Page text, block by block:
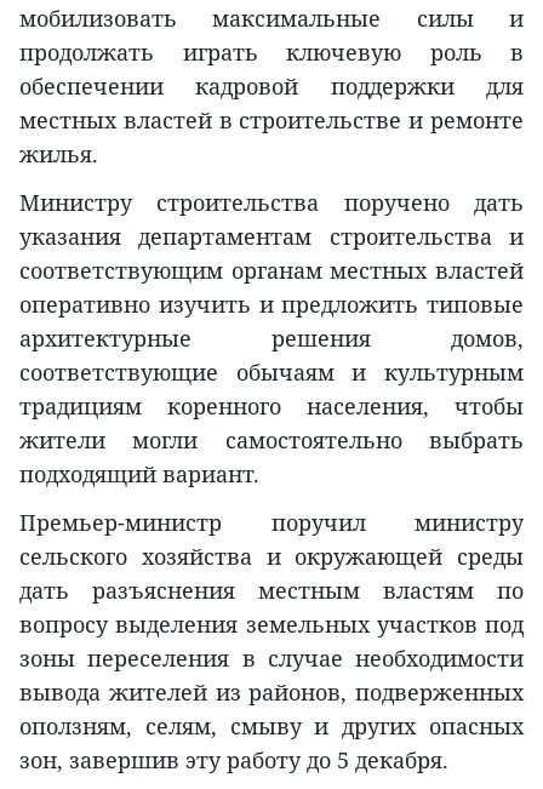
мобилизовать максимальные силы и
продолжать играть ключевую роль в
обеспечении кадровой поддержки для
местных властей в строительстве и ремонте
жилья.
Министру строительства поручено дать
указания департаментам строительства и
соответствующим органам местных властей
оперативно изучить и предложить типовые
архитектурные решения домов,
соответствующие обычаям и культурным
традициям коренного населения, чтобы
жители могли самостоятельно выбрать
подходящий вариант.
Премьер-министр поручил министру
сельского хозяйства и окружающей среды
дать разъяснения местным властям по
вопросу выделения земельных участков под
зоны переселения в случае необходимости
вывода жителей из районов, подверженных
оползням, селям, смыву и других опасных
зон, завершив эту работу до 5 декабря.